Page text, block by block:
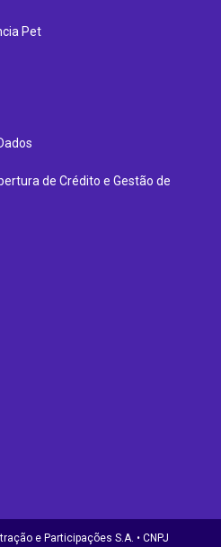
Pet
de Crédito e Gestão de
e Participações S.A. • CNPJ